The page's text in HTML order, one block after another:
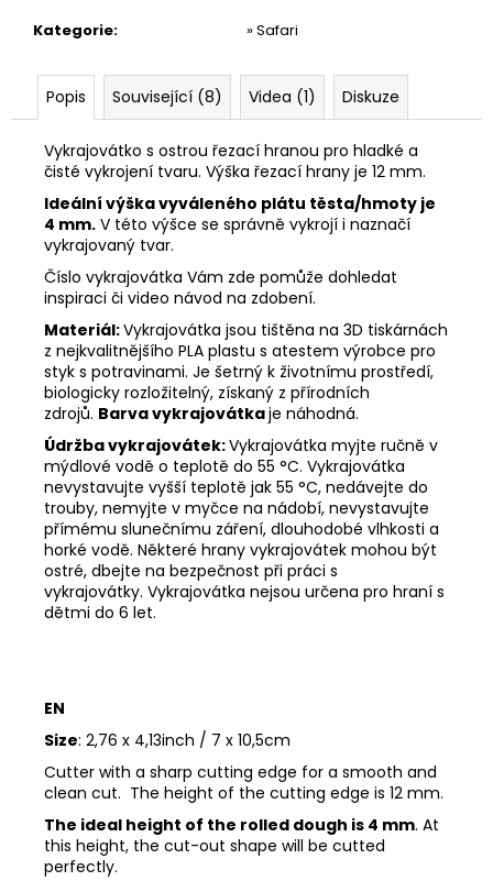
Kategorie: » Safari
Popis Související (8) Videa (1) Diskuze
Vykrajovátko s ostrou řezací hranou pro hladké a
čisté vykrojení tvaru. Výška řezací hrany je 12 mm.
Ideální výška vyváleného plátu těsta/hmoty je
4 mm. V této výšce se správně vykrojí i naznačí
vykrajovaný tvar.
Číslo vykrajovátka Vám zde pomůže dohledat
inspiraci či video návod na zdobení.
Materiál:Vykrajovátka jsou tištěna na 3D tiskárnách
z nejkvalitnějšího PLA plastu s atestem výrobce pro
styk s potravinami. Je šetrný k životnímu prostředí,
biologicky rozložitelný, získaný z přírodních
zdrojů. Barva vykrajovátkaje náhodná.
Údržba vykrajovátek:Vykrajovátka myjte ručně v
mýdlové vodě o teplotě do 55 °C. Vykrajovátka
nevystavujte vyšší teplotě jak 55 °C, nedávejte do
trouby, nemyjte v myčce na nádobí, nevystavujte
přímému slunečnímu záření, dlouhodobé vlhkosti a
horké vodě. Některé hrany vykrajovátek mohou být
ostré, dbejte na bezpečnost při práci s
vykrajovátky. Vykrajovátka nejsou určena pro hraní s
dětmi do 6 let.
EN
Size: 2,76 x 4,13inch / 7 x 10,5cm
Cutter with a sharp cutting edge for a smooth and
clean cut. The height of the cutting edge is 12 mm.
The ideal height of the rolled dough is 4 mm. At
this height, the cut-out shape will be cutted
perfectly.
e
VYKRAJOVÁTKA
ZAJÍČCI
49
Kč